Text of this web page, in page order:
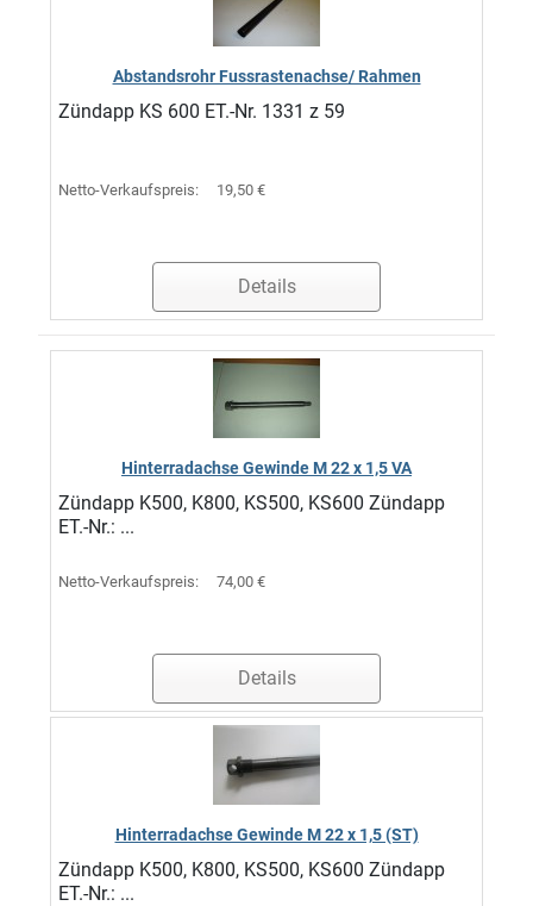
Abstandsrohr Fussrastenachse/ Rahmen
Zündapp KS 600 ET.-Nr. 1331 z 59
Netto-Verkaufspreis: 19,50 €
Details
Hinterradachse Gewinde M 22 x 1,5 VA
Zündapp K500, K800, KS500, KS600 Zündapp
ET.-Nr.: ...
Netto-Verkaufspreis: 74,00 €
Details
Hinterradachse Gewinde M 22 x 1,5 (ST)
Zündapp K500, K800, KS500, KS600 Zündapp
ET.-Nr.: ...